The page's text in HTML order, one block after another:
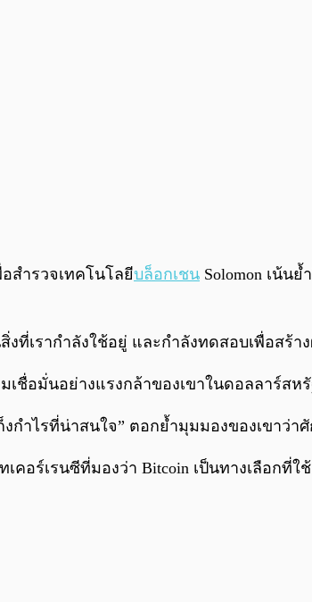
สำรวจเทคโนโลยีบล็อกเชน Solomon เน้น
ที่เรากำลังใช้อยู่ และกำลังทดสอบเพื่อสร้
เชื่อมั่นอย่างแรงกล้าของเขาในดอลลาร์สห
งกำไรที่น่าสนใจ” ตอกย้ำมุมมองของเขา
อร์เรนซีที่มองว่า Bitcoin เป็นทางเลือกที่ใ